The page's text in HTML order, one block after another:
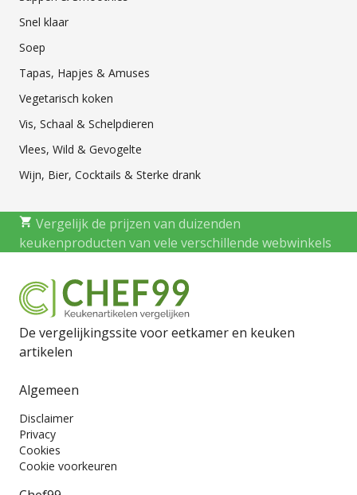
Snel klaar
Soep
Tapas, Hapjes & Amuses
Vegetarisch koken
Vis, Schaal & Schelpdieren
Vlees, Wild & Gevogelte
Wijn, Bier, Cocktails & Sterke drank
Vergelijk de prijzen van duizenden
keukenproducten van vele verschillende webwinkels
De vergelijkingssite voor eetkamer en keuken
artikelen
Algemeen
Disclaimer
Privacy
Cookies
Cookie voorkeuren